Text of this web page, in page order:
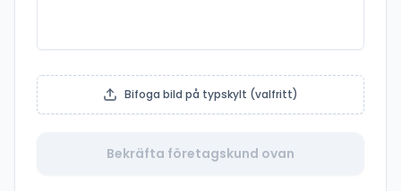
Bifoga bild på typskylt (valfritt)
Bekräfta företagskund ovan